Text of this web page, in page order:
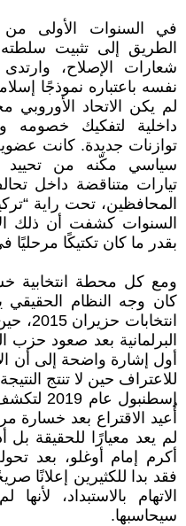
في السنوات الأولى
الطريق إلى تثبيت
شعارات الإصلاح،
نفسه باعتباره نموذجًا
لم يكن الاتحاد
داخلية لتفكيك خصومه
توازنات جديدة. كانت
سياسي مكّنه من تحييد
تيارات متناقضة داخل
المحافظين، تحت راية
السنوات كشفت أن ذلك
بقدر ما كان تكتيكًا
ومع كل محطة انتخابية
كان وجه النظام
البرلمانية بعد صعود
أول إشارة واضحة إلى أن
للاعتراف حين لا تنتج
إسطنبول
أُعيد الاقتراع بعد
لم يعد معيارًا للحقيقة بل
أكرم إمام أوغلو، بعد
فقد بدا للكثيرين إعلانًا
الاتهام بالاستبداد،
سيحاسبها.